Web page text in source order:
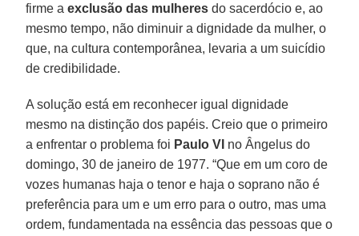
firme aexclusão das mulheres do sacerdócio e, ao
mesmo tempo, não diminuir a dignidade da mulher, o
que, na cultura contemporânea, levaria a um suicídio
de credibilidade.
A solução está em reconhecer igual dignidade
mesmo na distinção dos papéis. Creio que o primeiro
a enfrentar o problema foi Paulo VI no Ângelus do
domingo, 30 de janeiro de 1977. “Que em um coro de
vozes humanas haja o tenor e haja o soprano não é
preferência para um e um erro para o outro, mas uma
ordem, fundamentada na essência das pessoas que o